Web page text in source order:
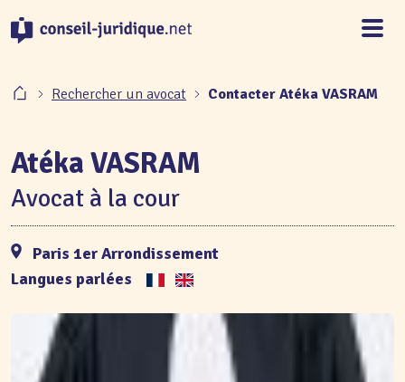
Rechercher un avocat Contacter Atéka VASRAM
Atéka VASRAM
Avocat à la cour
Paris 1er Arrondissement
Langues parlées